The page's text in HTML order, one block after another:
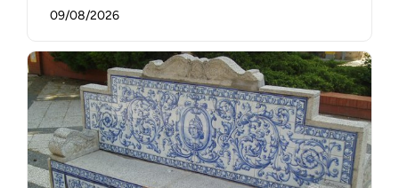
09/08/2026